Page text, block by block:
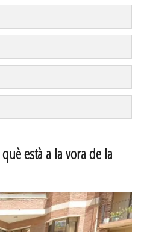
està a la vora de la